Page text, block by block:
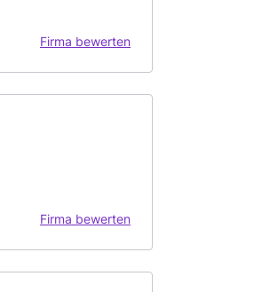
Firma bewerten
Firma bewerten